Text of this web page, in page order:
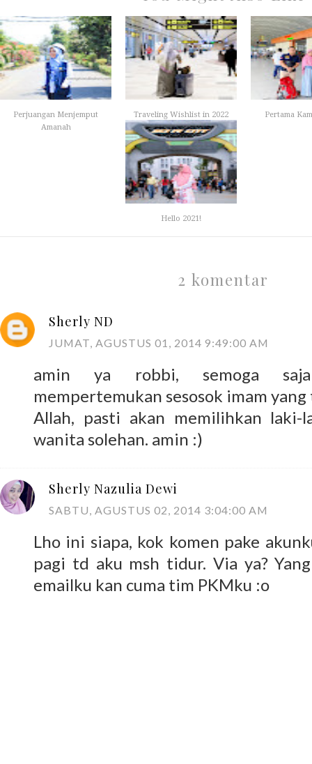
Perjuangan Menjemput
Amanah
Traveling Wishlist in 2022 Pertama
Hello 2021!
2 komentar
Sherly ND
JUMAT, AGUSTUS 01, 2014 9:49:00 AM
amin ya robbi, semoga
mempertemukan sesosok imam
Allah, pasti akan memilihkan
wanita solehan. amin :)
Sherly Nazulia Dewi
SABTU, AGUSTUS 02, 2014 3:04:00 AM
Lho ini siapa, kok komen pake
pagi td aku msh tidur. Via ya?
emailku kan cuma tim PKMku :o